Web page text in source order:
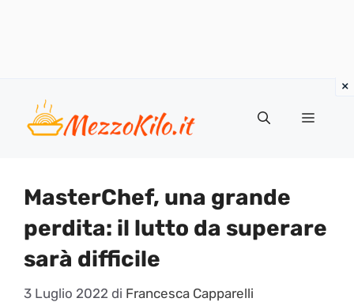
contenuto
Menu
MasterChef, una grande
perdita: il lutto da superare
sarà difficile
3 Luglio 2022 di Francesca Capparelli